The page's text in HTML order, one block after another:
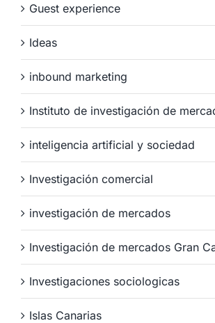
Guest experience
Ideas
inbound marketing
Instituto de investigación de
inteligencia artificial y sociedad
Investigación comercial
investigación de mercados
Investigación de mercados Gran
Investigaciones sociologicas
Islas Canarias